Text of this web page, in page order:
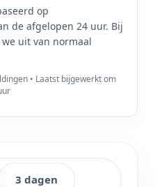
op
de afgelopen 24 uur. Bij
uit van normaal
• Laatst bijgewerkt om
3 dagen